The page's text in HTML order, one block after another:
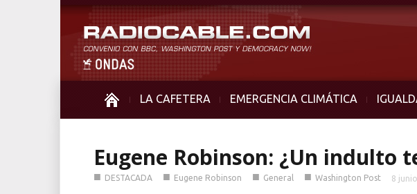
LA CAFETERA EMERGENCIA CLIMÁTICA
Eugene Robinson: ¿Un indulto
■ DESTACADA ■ Eugene Robinson ■ General ■ Washington Post 8